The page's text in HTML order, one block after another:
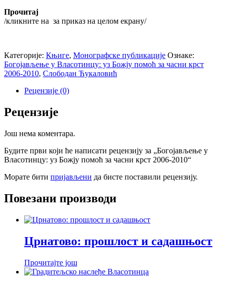
Прочитај
/кликните на за приказ на целом екрану/
Категорије: Књиге, Монографске публикације Ознаке:
Богојављење у Власотинцу: уз Божју помоћ за часни крст
2006-2010, Слободан Ћукаловић
Рецензије (0)
Рецензије
Још нема коментара.
Будите први који ће написати рецензију за „Богојављење у
Власотинцу: уз Божју помоћ за часни крст 2006-2010“
Морате бити пријављени да бисте поставили рецензију.
Повезани производи
Црнатово: прошлост и садашњост
Прочитајте још